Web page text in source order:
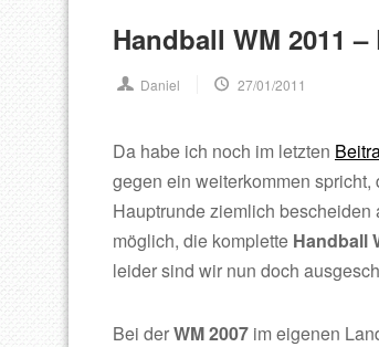
Handball WM 2011
Daniel 27/01/2011
Da habe ich noch im letzten
gegen ein weiterkommen
Hauptrunde ziemlich
möglich, die komplette Handball
leider sind wir nun doch
Bei derWM 2007 im eigenen